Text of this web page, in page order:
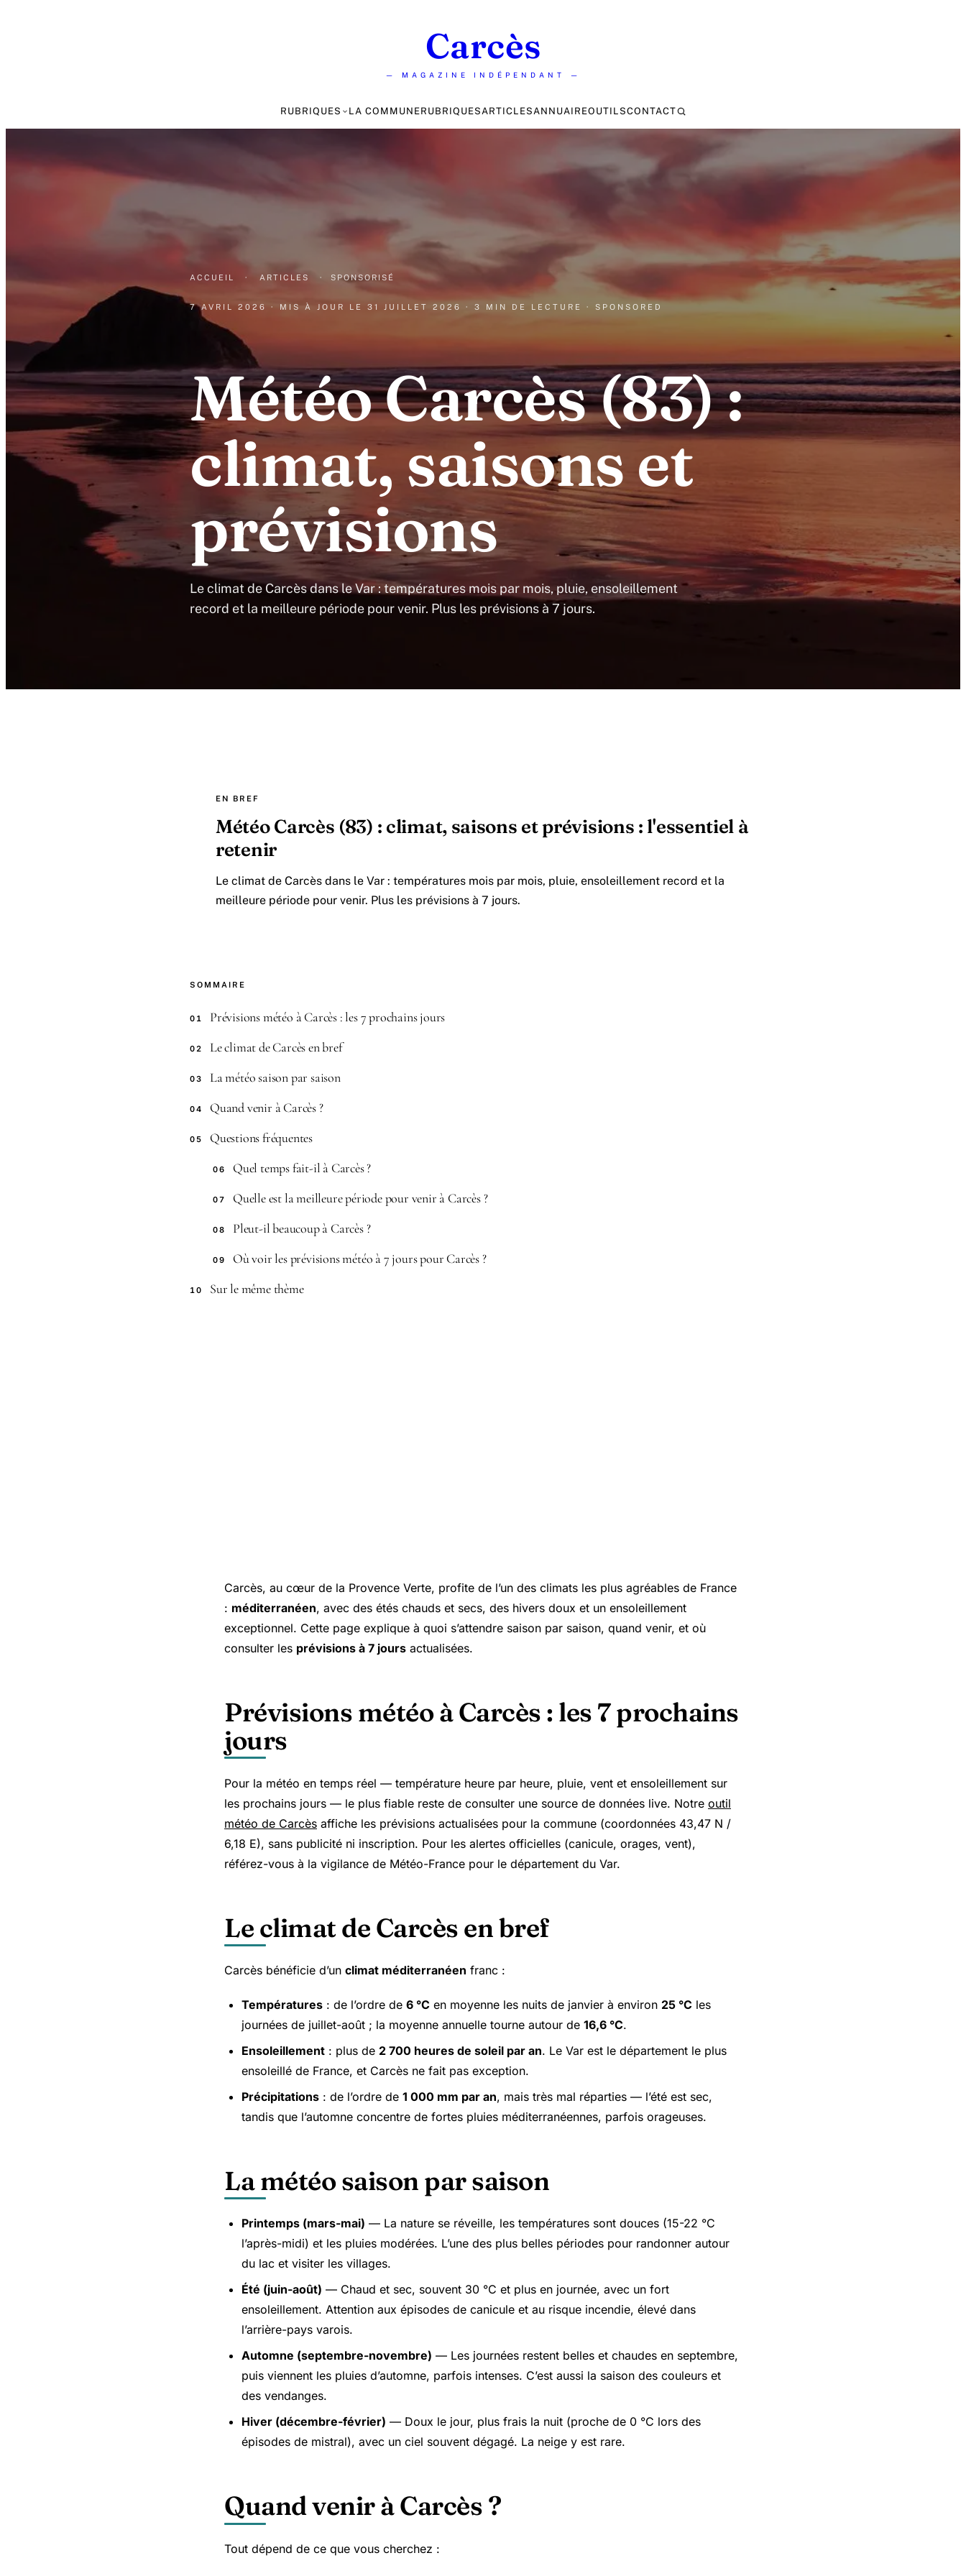
Carcès
— MAGAZINE INDÉPENDANT —
RUBRIQUES LA COMMUNERUBRIQUESARTICLESANNUAIREOUTILSCONTACT
ACCUEIL · ARTICLES · SPONSORISÉ
7 AVRIL 2026 · MIS À JOUR LE 31 JUILLET 2026 · 3 MIN DE LECTURE · SPONSORED
Météo Carcès (83) :
climat, saisons et
prévisions
Le climat de Carcès dans le Var : températures mois par mois, pluie, ensoleillement
record et la meilleure période pour venir. Plus les prévisions à 7 jours.
EN BREF
Météo Carcès (83) : climat, saisons et prévisions : l'essentiel à
retenir
Le climat de Carcès dans le Var : températures mois par mois, pluie, ensoleillement record et la
meilleure période pour venir. Plus les prévisions à 7 jours.
SOMMAIRE
01 Prévisions météo à Carcès : les 7 prochains jours
02 Le climat de Carcès en bref
03 La météo saison par saison
04 Quand venir à Carcès ?
05 Questions fréquentes
06 Quel temps fait-il à Carcès ?
07 Quelle est la meilleure période pour venir à Carcès ?
08 Pleut-il beaucoup à Carcès ?
09 Où voir les prévisions météo à 7 jours pour Carcès ?
10 Sur le même thème
Carcès, au cœur de la Provence Verte, profite de l’un des climats les plus agréables de France
: méditerranéen, avec des étés chauds et secs, des hivers doux et un ensoleillement
exceptionnel. Cette page explique à quoi s’attendre saison par saison, quand venir, et où
consulter les prévisions à 7 jours actualisées.
Prévisions météo à Carcès : les 7 prochains
jours
Pour la météo en temps réel — température heure par heure, pluie, vent et ensoleillement sur
les prochains jours — le plus fiable reste de consulter une source de données live. Notre outil
météo de Carcès affiche les prévisions actualisées pour la commune (coordonnées 43,47 N /
6,18 E), sans publicité ni inscription. Pour les alertes officielles (canicule, orages, vent),
référez-vous à la vigilance de Météo-France pour le département du Var.
Le climat de Carcès en bref
Carcès bénéficie d’un climat méditerranéen franc :
Températures : de l’ordre de 6 °C en moyenne les nuits de janvier à environ 25 °C les
journées de juillet-août ; la moyenne annuelle tourne autour de 16,6 °C.
Ensoleillement : plus de 2 700 heures de soleil par an. Le Var est le département le plus
ensoleillé de France, et Carcès ne fait pas exception.
Précipitations : de l’ordre de 1 000 mm par an, mais très mal réparties — l’été est sec,
tandis que l’automne concentre de fortes pluies méditerranéennes, parfois orageuses.
La météo saison par saison
Printemps (mars-mai) — La nature se réveille, les températures sont douces (15-22 °C
l’après-midi) et les pluies modérées. L’une des plus belles périodes pour randonner autour
du lac et visiter les villages.
Été (juin-août) — Chaud et sec, souvent 30 °C et plus en journée, avec un fort
ensoleillement. Attention aux épisodes de canicule et au risque incendie, élevé dans
l’arrière-pays varois.
Automne (septembre-novembre) — Les journées restent belles et chaudes en septembre,
puis viennent les pluies d’automne, parfois intenses. C’est aussi la saison des couleurs et
des vendanges.
Hiver (décembre-février) — Doux le jour, plus frais la nuit (proche de 0 °C lors des
épisodes de mistral), avec un ciel souvent dégagé. La neige y est rare.
Quand venir à Carcès ?
Tout dépend de ce que vous cherchez :